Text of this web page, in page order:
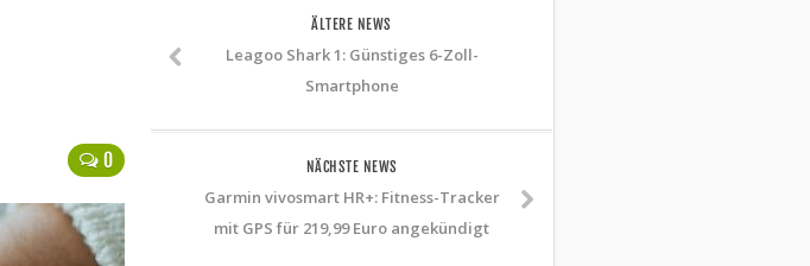
0
ÄLTERE NEWS
Leagoo Shark 1: Günstiges 6-Zoll-
Smartphone
NÄCHSTE NEWS
Garmin vivosmart HR+: Fitness-Tracker
mit GPS für 219,99 Euro angekündigt